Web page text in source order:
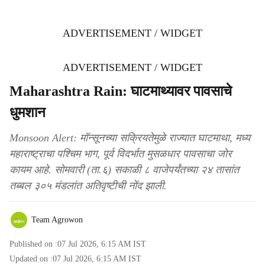
ADVERTISEMENT / WIDGET
ADVERTISEMENT / WIDGET
Maharashtra Rain: घाटमाथ्यावर पावसाचे
धुमशान
Monsoon Alert: मॉन्सूनच्या सक्रियतेमुळे राज्यात घाटमाथा, मध्य
महाराष्ट्राचा पश्चिम भाग, पूर्व विदर्भात मुसळधार पावसाचा जोर
कायम आहे. सोमवारी (ता.६) सकाळी ८ वाजेपर्यंतच्या २४ तासांत
तब्बल ३०५ मंडलांत अतिवृष्टीची नोंद झाली.
Team Agrowon
Published on :07 Jul 2026, 6:15 AM IST
Updated on :07 Jul 2026, 6:15 AM IST